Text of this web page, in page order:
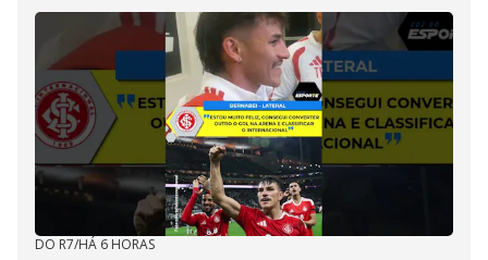
DO R7/HÁ 6 HORAS